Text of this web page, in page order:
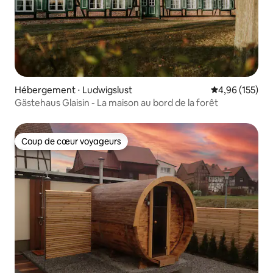
Hébergement ⋅ Ludwigslust Évaluation
4,96 (155)
Gästehaus Glaisin - La maison au bord de la forêt
Coup de cœur voyageurs
Coup de cœur voyageurs